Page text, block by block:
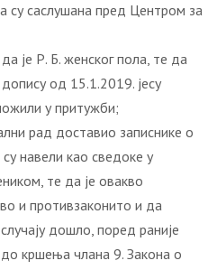
су саслушана пред Центром за
је Р. Б. женског пола, те да
од 15.1.2019. јесу
у притужби;
рад доставио записнике о
навели као сведоке у
те да је овакво
и противзаконито и да
дошло, поред раније
кршења члана 9. Закона о